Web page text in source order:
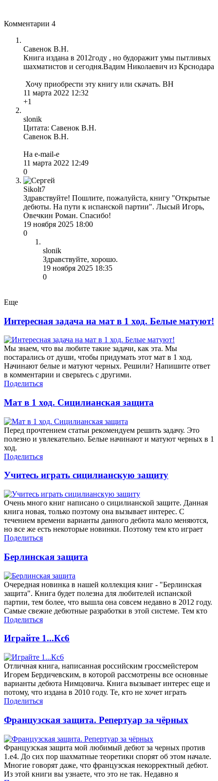
Комментарии 4
Савенок В.Н.
Книга издана в 2012году , но будоражит умы пытливых
шахматистов и сегодня.Вадим Николаевич из Крснодара
Хочу приобрести эту книгу или скачать. ВН
11 марта 2022 12:32
+1
slonik
Цитата: Савенок В.Н.
Савенок В.Н.
На e-mail-е
11 марта 2022 12:49
0
Sikolt7
Здравствуйте! Пошлите, пожалуйста, книгу "Открытые
дебюты. На пути к испанской партии". Лысый Игорь,
Овечкин Роман. Спасибо!
19 ноября 2025 18:00
0
slonik
Здравствуйте, хорошо.
19 ноября 2025 18:35
0
Еще
Интересная задача на мат в 1 ход. Белые матуют!
Мы знаем, что вы любите такие задачи, как эта. Мы
постарались от души, чтобы придумать этот мат в 1 ход.
Начинают белые и матуют черных. Решили? Напишите ответ
в комментарии и сверьтесь с другими.
Поделиться
Мат в 1 ход. Сицилианская защита
Перед прочтением статьи рекомендуем решить задачу. Это
полезно и увлекательно. Белые начинают и матуют черных в 1
ход.
Поделиться
Учитесь играть сицилианскую защиту
Очень много книг написано о сицилианской защите. Данная
книга новая, только поэтому она вызывает интерес. С
течением времени варианты данного дебюта мало меняются,
но все же есть некоторые новинки. Поэтому тем кто играет
Поделиться
Берлинская защита
Очередная новинка в нашей коллекция книг - "Берлинская
защита". Книга будет полезна для любителей испанской
партии, тем более, что вышла она совсем недавно в 2012 году.
Самые свежие дебютные разработки в этой системе. Тем кто
Поделиться
Играйте 1...Кс6
Отличная книга, написанная российским гроссмейстером
Игорем Бердичевским, в которой рассмотрены все основные
варианты дебюта Нимцовича. Книга вызывает интерес еще и
потому, что издана в 2010 году. Те, кто не хочет играть
Поделиться
Французская защита. Репертуар за чёрных
Французская защита мой любимый дебют за черных против
1.е4. До сих пор шахматные теоретики спорят об этом начале.
Многие говорят даже, что французская некорректный дебют.
Из этой книги вы узнаете, что это не так. Недавно я